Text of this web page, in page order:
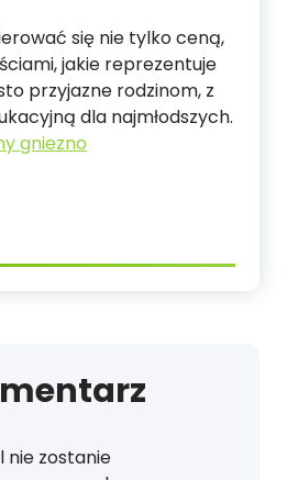
się nie tylko ceną,
jakie reprezentuje
przyjazne rodzinom, z
dla najmłodszych.
gniezno
nie zostanie